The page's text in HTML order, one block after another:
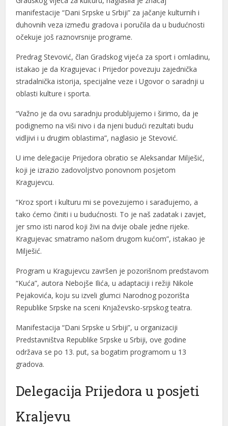
panel
panel
panel
satın al
satın al
panel
panel
panel
panel
panel
panel
panel
panel
panel
panel
panel
panel
panel
panel
manifestacije “Dani Srpske u Srbiji” za jačanje kulturnih i
duhovnih veza između gradova i poručila da u budućnosti
očekuje još raznovrsnije programe.
Predrag Stevović, član Gradskog vijeća za sport i omladinu,
istakao je da Kragujevac i Prijedor povezuju zajednička
stradalnička istorija, specijalne veze i Ugovor o saradnji u
oblasti kulture i sporta.
“Važno je da ovu saradnju produbljujemo i širimo, da je
podignemo na viši nivo i da njeni budući rezultati budu
vidljivi i u drugim oblastima”, naglasio je Stevović.
U ime delegacije Prijedora obratio se Aleksandar Milješić,
koji je izrazio zadovoljstvo ponovnom posjetom
Kragujevcu.
“Kroz sport i kulturu mi se povezujemo i sarađujemo, a
tako ćemo činiti i u budućnosti. To je naš zadatak i zavjet,
jer smo isti narod koji živi na dvije obale jedne rijeke.
Kragujevac smatramo našom drugom kućom”, istakao je
Milješić.
Program u Kragujevcu završen je pozorišnom predstavom
“Kuća”, autora Nebojše Ilića, u adaptaciji i režiji Nikole
Pejakovića, koju su izveli glumci Narodnog pozorišta
Republike Srpske na sceni Knjaževsko-srpskog teatra.
Manifestacija “Dani Srpske u Srbiji”, u organizaciji
Predstavništva Republike Srpske u Srbiji, ove godine
održava se po 13. put, sa bogatim programom u 13
gradova.
Delegacija Prijedora u posjeti
Kraljevu